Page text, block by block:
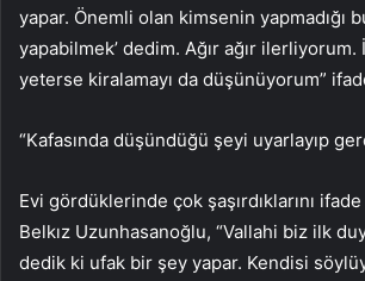
yapar. Önemli olan kimsenin yapmadığı
yapabilmek’ dedim. Ağır ağır
yeterse kiralamayı da düşünüyorum”
“Kafasında düşündüğü şeyi uyarlayıp
Evi gördüklerinde çok şaşırdıklarını ifade
Belkız Uzunhasanoğlu, “Vallahi biz ilk
dedik ki ufak bir şey yapar. Kendisi